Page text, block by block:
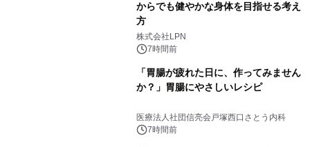
からでも健やかな身体を目指せる考え
方
株式会社LPN
7時間前
「胃腸が疲れた日に、作ってみません
か？」胃腸にやさしいレシピ
医療法人社団信亮会戸塚西口さとう内科
7時間前